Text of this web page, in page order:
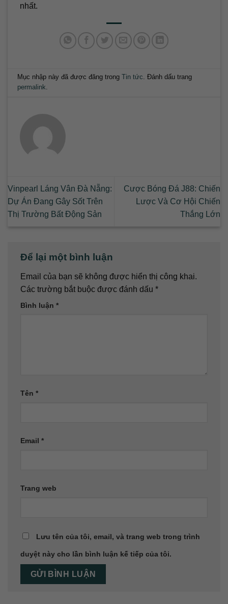
nhất.
Mục nhập này đã được đăng trongTin tức . Đánh dấu trang
permalink
Vinpearl Láng Vân Đà Nẵng:
Dự Án Đang Gây Sốt Trên
Thị Trường Bất Động Sản
Cược Bóng Đá J88: Chiến
Lược Và Cơ Hội Chiến
Thắng Lớn
Để lại một bình luận
Email của bạn sẽ không được hiển thị công khai.
Các trường bắt buộc được đánh dấu *
Bình luận *
Tên *
Email *
Trang web
Lưu tên của tôi, email, và trang web trong trình
duyệt này cho lần bình luận kế tiếp của tôi.